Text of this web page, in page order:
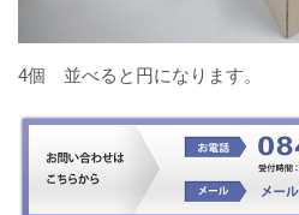
4個 並べると円になります。